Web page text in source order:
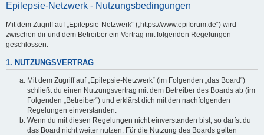
Epilepsie-Netzwerk - Nutzungsbedingungen
Mit dem Zugriff auf „Epilepsie-Netzwerk“ („https://www.epiforum.de“) wird
zwischen dir und dem Betreiber ein Vertrag mit folgenden Regelungen
geschlossen:
1. NUTZUNGSVERTRAG
Mit dem Zugriff auf „Epilepsie-Netzwerk“ (im Folgenden „das Board“)
schließt du einen Nutzungsvertrag mit dem Betreiber des Boards ab (im
Folgenden „Betreiber“) und erklärst dich mit den nachfolgenden
Regelungen einverstanden.
Wenn du mit diesen Regelungen nicht einverstanden bist, so darfst du
das Board nicht weiter nutzen. Für die Nutzung des Boards gelten